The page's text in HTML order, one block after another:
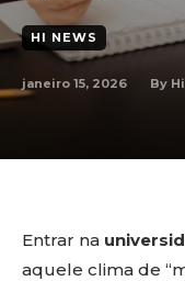
HI NEWS
janeiro 15, 2026 By
Entrar na
aquele clima de